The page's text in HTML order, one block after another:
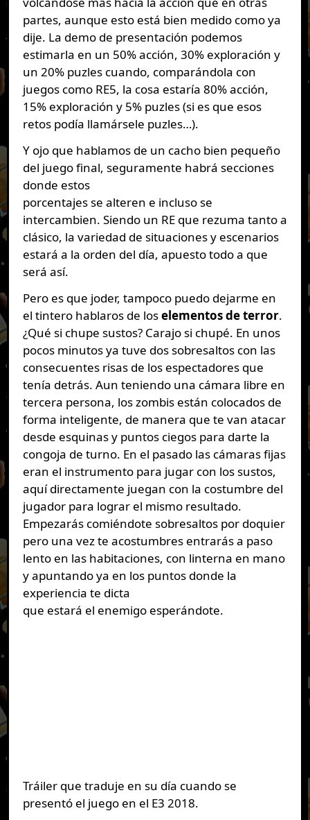
partes, aunque esto está bien medido como ya
dije. La demo de presentación podemos
estimarla en un 50% acción, 30% exploración y
un 20% puzles cuando, comparándola con
juegos como RE5, la cosa estaría 80% acción,
15% exploración y 5% puzles (si es que esos
retos podía llamársele puzles…).
Y ojo que hablamos de un cacho bien pequeño
del juego final, seguramente habrá secciones
donde estos
porcentajes se alteren e incluso se
intercambien. Siendo un RE que rezuma tanto a
clásico, la variedad de situaciones y escenarios
estará a la orden del día, apuesto todo a que
será así.
Pero es que joder, tampoco puedo dejarme en
el tintero hablaros de loselementos de terror.
¿Qué si chupe sustos? Carajo si chupé. En unos
pocos minutos ya tuve dos sobresaltos con las
consecuentes risas de los espectadores que
tenía detrás. Aun teniendo una cámara libre en
tercera persona, los zombis están colocados de
forma inteligente, de manera que te van atacar
desde esquinas y puntos ciegos para darte la
congoja de turno. En el pasado las cámaras fijas
eran el instrumento para jugar con los sustos,
aquí directamente juegan con la costumbre del
jugador para lograr el mismo resultado.
Empezarás comiéndote sobresaltos por doquier
pero una vez te acostumbres entrarás a paso
lento en las habitaciones, con linterna en mano
y apuntando ya en los puntos donde la
experiencia te dicta
que estará el enemigo esperándote.
Tráiler que traduje en su día cuando se
presentó el juego en el E3 2018.